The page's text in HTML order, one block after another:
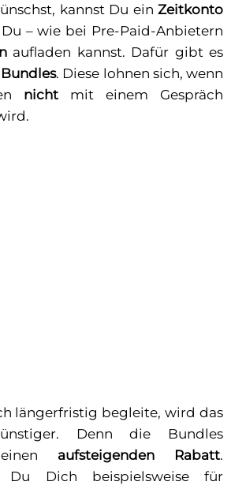
kannst Du einZeitkonto
– wie bei Pre-Paid-Anbietern
aufladen kannst. Dafür gibt es
Bundles. Diese lohnen sich, wenn
nicht mit einem Gespräch
längerfristig begleite, wird das
Denn die Bundles
aufsteigenden Rabatt.
Du Dich beispielsweise für